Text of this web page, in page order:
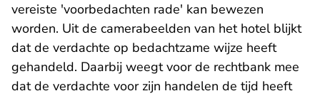
vereiste 'voorbedachten rade' kan bewezen
worden. Uit de camerabeelden van het hotel blijkt
dat de verdachte op bedachtzame wijze heeft
gehandeld. Daarbij weegt voor de rechtbank mee
dat de verdachte voor zijn handelen de tijd heeft